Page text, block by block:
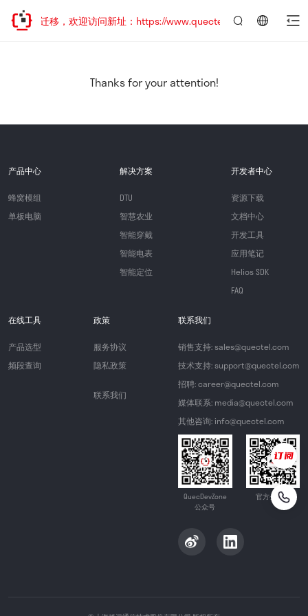
地址已迁移，欢迎访问新址：https://www.quectel.com.cn
Thanks for your attention!
产品中心
蜂窝模组
单板电脑
解决方案
DTU
智慧农业
智能穿戴
智能电表
智能定位
开发者中心
资源下载
文档中心
开发工具
应用笔记
Helios SDK
FAQ
在线工具
产品选型
频段查询
政策
服务协议
隐私政策
联系我们
联系我们
销售支持: sales@quectel.com
技术支持: support@quectel.com
招聘: career@quectel.com
媒体联系: media@quectel.com
其他咨询: info@quectel.com
QuecDevZone
公众号
官方公众号